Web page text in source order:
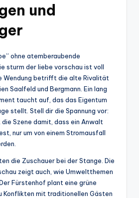
und
ohne atemberaubende
sturm der liebe vorschau ist voll
Wendung betrifft die alte Rivalität
Saalfeld und Bergmann. Ein lang
taucht auf, das das Eigentum
stellt. Stell dir die Spannung vor:
Szene damit, dass ein Anwalt
nur um von einem Stromausfall
die Zuschauer bei der Stange. Die
zeigt auch, wie Umweltthemen
Fürstenhof plant eine grüne
Konflikten mit traditionellen Gästen